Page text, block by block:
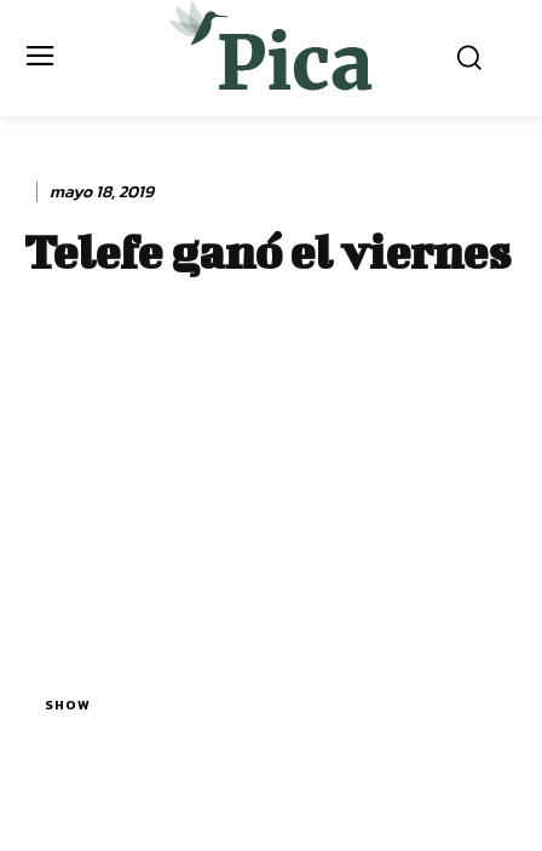
mayo 18, 2019
Telefe ganó el viernes
SHOW